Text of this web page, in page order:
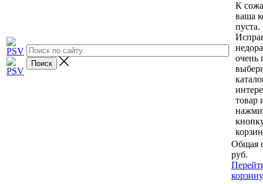
К
ваша
пуста.
очень
товар
Общая
руб.
корзину